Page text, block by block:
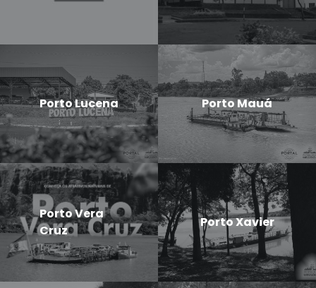
Porto Lucena Porto Mauá
Porto Vera
Cruz
Porto Xavier